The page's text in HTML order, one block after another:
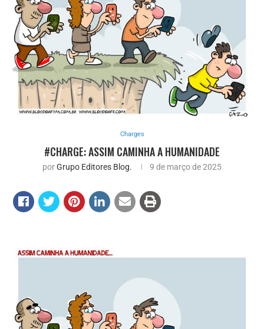
Charges
#CHARGE: ASSIM CAMINHA A HUMANIDADE
porGrupo Editores Blog. 9 de março de 2025